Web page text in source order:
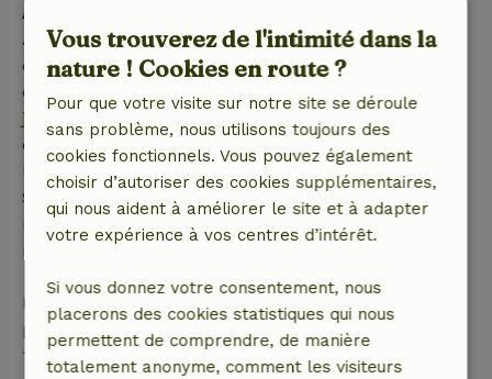
Annulation gratuite dans les 7 jours
Annulation gratuite dans les 7 jours suivant la
confirmation de ta réservation, à condition que la
demande de réservation ait été effectuée plus de 28
jours avant la date de début. Pour les réservations
dont la date de début est dans les 28 jours,
l'annulation gratuite s'applique dans les 24 heures.
Si tu annules dans le délai indiqué, tu as droit à un
remboursement intégral du montant de la
réservation.
Passé ce délai, tu recevras un remboursement
partiel du coût du séjour et un remboursement à
100 % de l'acompte :
Vous trouverez de l'intimité dans la
nature ! Cookies en route ?
Pour que votre visite sur notre site se déroule
sans problème, nous utilisons toujours des
cookies fonctionnels. Vous pouvez également
choisir d’autoriser des cookies supplémentaires,
qui nous aident à améliorer le site et à adapter
votre expérience à vos centres d’intérêt.
Si vous donnez votre consentement, nous
placerons des cookies statistiques qui nous
permettent de comprendre, de manière
totalement anonyme, comment les visiteurs